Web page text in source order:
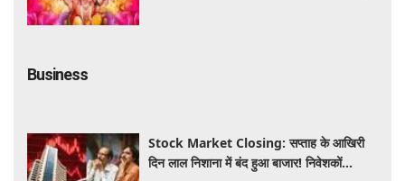
Business
Stock Market Closing: सप्ताह के आखिरी
दिन लाल निशाना में बंद हुआ बाजार! निवेशकों